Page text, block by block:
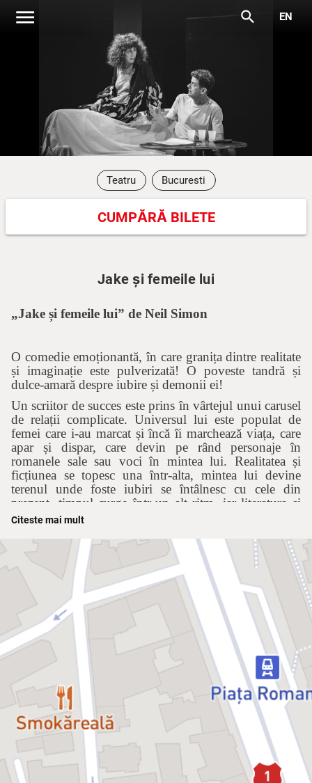
menu search EN
Teatru Bucuresti
CUMPĂRĂ BILETE
Jake și femeile lui
„Jake și femeile lui” de Neil Simon
O comedie emoționantă, în care granița dintre realitate
și imaginație este pulverizată! O poveste tandră și
dulce-amară despre iubire și demonii ei!
Un scriitor de succes este prins în vârtejul unui carusel
de relații complicate. Universul lui este populat de
femei care i-au marcat și încă îi marchează viața, care
apar și dispar, care devin pe rând personaje în
romanele sale sau voci în mintea lui. Realitatea și
ficțiunea se topesc una într-alta, mintea lui devine
terenul unde foste iubiri se întâlnesc cu cele din
prezent, timpul curge într-un alt ritm, iar literatura și
viața reală se amestecă uneori periculos, până la limita
Aflat la a doua căsătorie, în pragul unei crize, în
apartamentul lui elegant, Jake este înconjurat de voci
feminine, pe care încearcă să le pună în acord. Soția,
fosta soție, sora, psihoterapeuta, iubita, fiica sunt cu
toate prezente într-o realitate foarte personală și fiecare
își cere dreptul la existență!
Una dintre cele mai cunoscute piese ale celebrului
scriitor Neil Simon, deținător al unui premiu Pulitzer
și dramaturg de mare succes, jucat pe toate scenele
lumii, „Jake și femeile lui” a avut premiera în 1992, pe
Broadway, iar în 1996 a fost adaptată pentru
televiziune.
Piesa explorează zbuciumul interior al unui scriitor
care se luptă cu propria minte și cu frica de
singurătate, îmbinând umorul savuros cu momente
emoționante. Unde se termină realitatea și unde începe
Citeste mai mult